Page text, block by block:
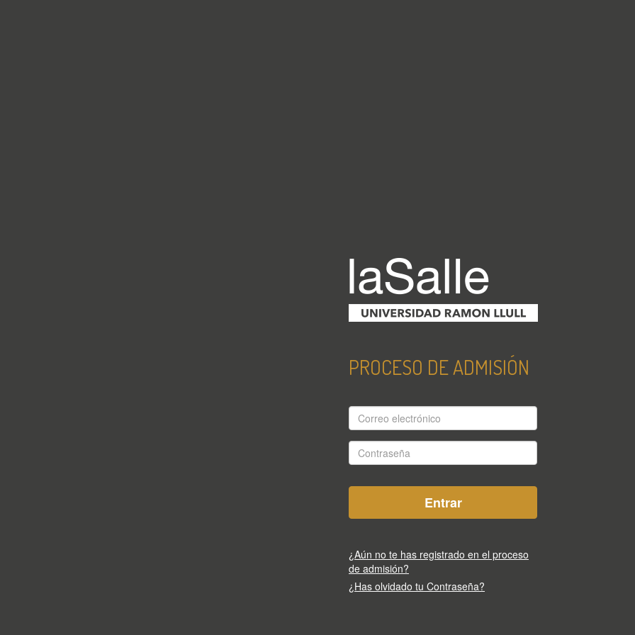
PROCESO DE ADMISIÓN
Correo
electrónico
Contraseña
¿Aún no te has registrado en el proceso
de admisión?
¿Has olvidado tu Contraseña?